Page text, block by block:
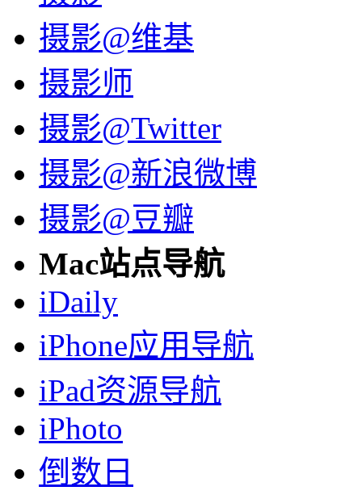
摄影@维基
摄影师
摄影@Twitter
摄影@新浪微博
摄影@豆瓣
Mac站点导航
iDaily
iPhone应用导航
iPad资源导航
iPhoto
倒数日